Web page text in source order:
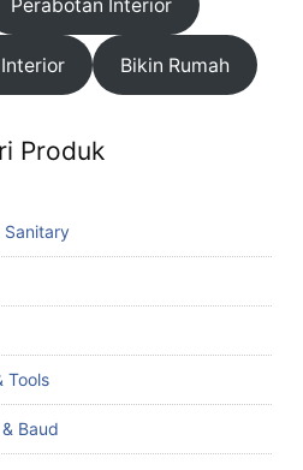
Perabotan Interior
Bikin Rumah
Produk
Sanitary
Tools
Baud